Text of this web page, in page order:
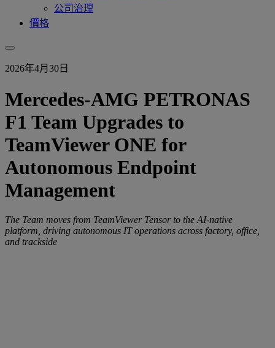
公司治理
價格
2026年4月30日
Mercedes-AMG PETRONAS
F1 Team Upgrades to
TeamViewer ONE for
Autonomous Endpoint
Management
The Team moves from TeamViewer Tensor to the AI-native
platform, driving autonomous IT operations across factory, office,
and trackside